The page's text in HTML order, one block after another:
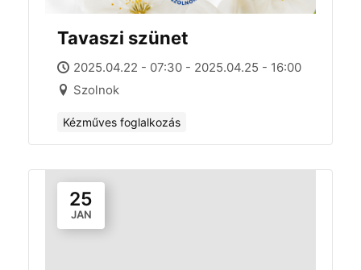
Tavaszi szünet
2025.04.22 - 07:30 - 2025.04.25 - 16:00
Szolnok
Kézműves foglalkozás
25
JAN